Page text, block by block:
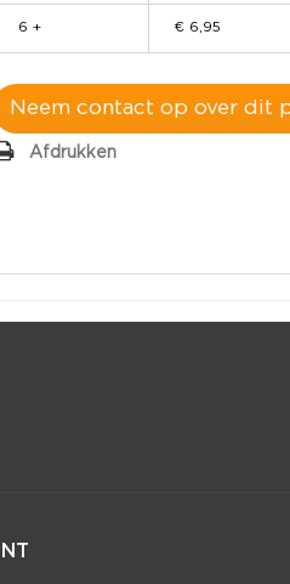
6 + € 6,95
Neem contact op over dit
Afdrukken